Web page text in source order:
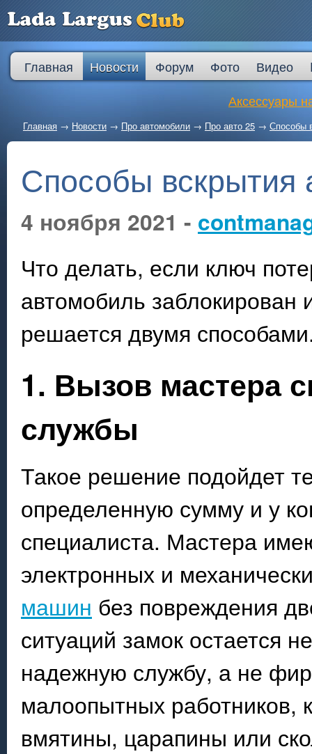
Главная Новости Форум Фото Видео
Аксессуары
Главная → Новости → Про автомобили → Про авто 25 → Способы
Способы
4 ноября 2021 -
Что делать, если ключ
автомобиль
решается двумя
1. Вызов мастера
службы
Такое решение подойдет
определенную сумму и у
специалиста. Мастера
электронных и
машин без повреждения
ситуаций замок остается
надежную службу, а не
малоопытных работников,
вмятины, царапины или